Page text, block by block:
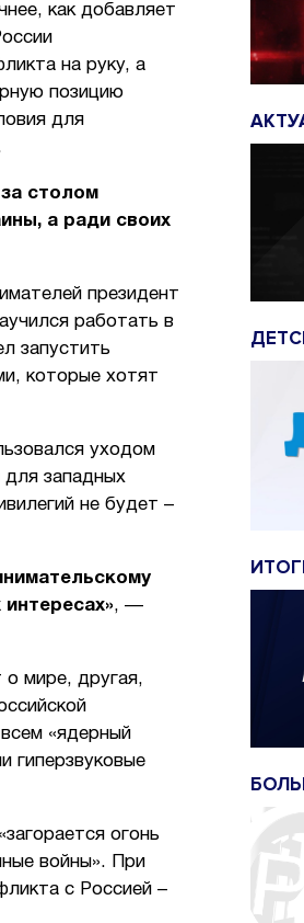
как добавляет
на руку, а
позицию
для
столом
а ради своих
президент
работать в
запустить
которые хотят
уходом
западных
не будет –
, —
мире, другая,
«ядерный
гиперзвуковые
огонь
войны». При
с Россией –